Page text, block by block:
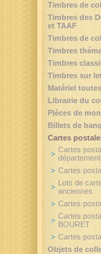
Timbres de
Timbres des
et TAAF
Timbres de
Timbres
Timbres
Timbres sur
Matériel
Librairie du
Pièces de
Billets de
Cartes
Cartes
Cartes
Lots de
anciennes
Cartes
Cartes
BOURET
Cartes
Objets de